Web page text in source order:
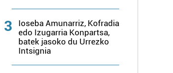
3
Ioseba Amunarriz, Kofradia
edo Izugarria Konpartsa,
batek jasoko du Urrezko
Intsignia